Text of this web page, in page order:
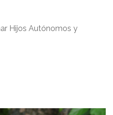
Hijos Autónomos y